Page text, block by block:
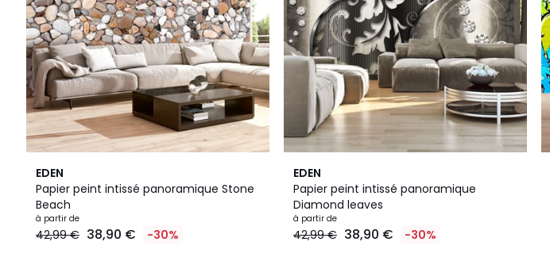
EDEN
Papier peint intissé panoramique Stone
Beach
à partir de
42,99 € 38,90 € -30%
EDEN
Papier peint intissé panoramique
Diamond leaves
à partir de
42,99 € 38,90 € -30%